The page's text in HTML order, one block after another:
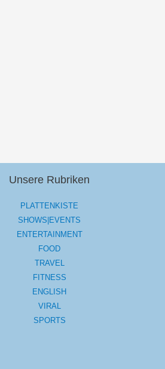
Unsere Rubriken
PLATTENKISTE
SHOWS|EVENTS
ENTERTAINMENT
FOOD
TRAVEL
FITNESS
ENGLISH
VIRAL
SPORTS